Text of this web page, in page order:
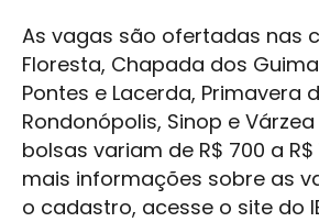
As vagas são ofertadas nas
Floresta, Chapada dos
Pontes e Lacerda, Primavera
Rondonópolis, Sinop e
bolsas variam de R$ 700 a R$
mais informações sobre as
o cadastro, acesse o site do